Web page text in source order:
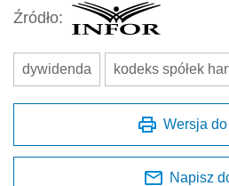
Źródło:
dywidenda kodeks spółek
Wersja
Napisz